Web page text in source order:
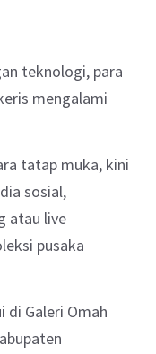
teknologi, para
mengalami
tatap muka, kini
sosial,
atau live
pusaka
di Galeri Omah